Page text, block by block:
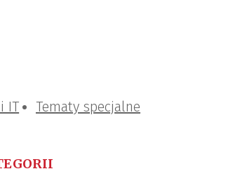
IT Tematy specjalne